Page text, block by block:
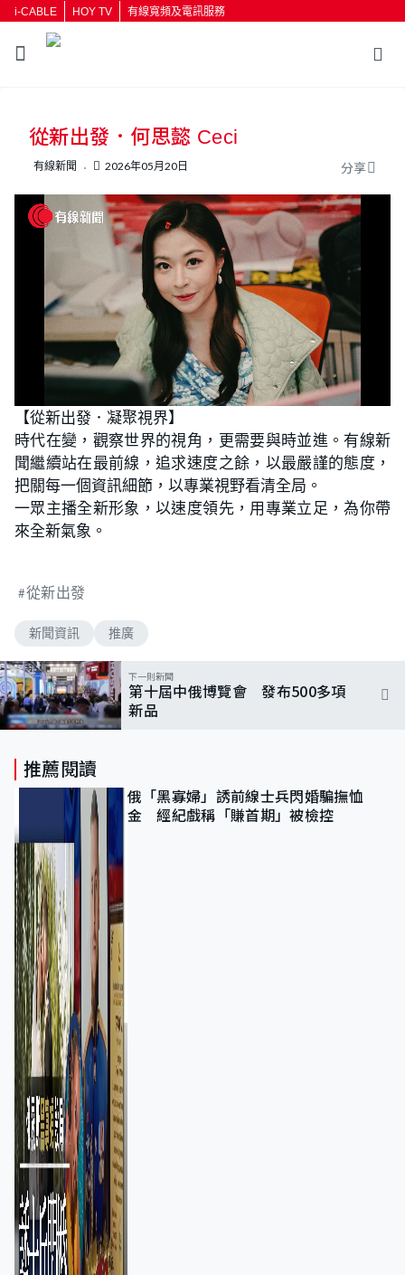
i-CABLE HOY TV 有線寬頻及電訊服務
按輸入鍵開始搜尋
從新出發．何思懿 Ceci
有線新聞 2026年05月20日 分享
n
m
u
L
o
e
d
:
1
0
0
.
0
【從新出發．凝聚視界】
時代在變，觀察世界的視角，更需要與時並進。有線新
聞繼續站在最前線，追求速度之餘，以最嚴謹的態度，
把關每一個資訊細節，以專業視野看清全局。
一眾主播全新形象，以速度領先，用專業立足，為你帶
來全新氣象。
從新出發
新聞資訊 推廣
下一則新聞
第十屆中俄博覽會 發布500多項
新品
推薦閱讀
俄「黑寡婦」誘前線士兵閃婚騙撫恤
金 經紀戲稱「賺首期」被檢控